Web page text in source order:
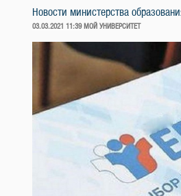
Новости министерства
ОПУБЛИКОВАНО
03.03.2021 11:39 МОЙ УНИВЕРСИТЕТ